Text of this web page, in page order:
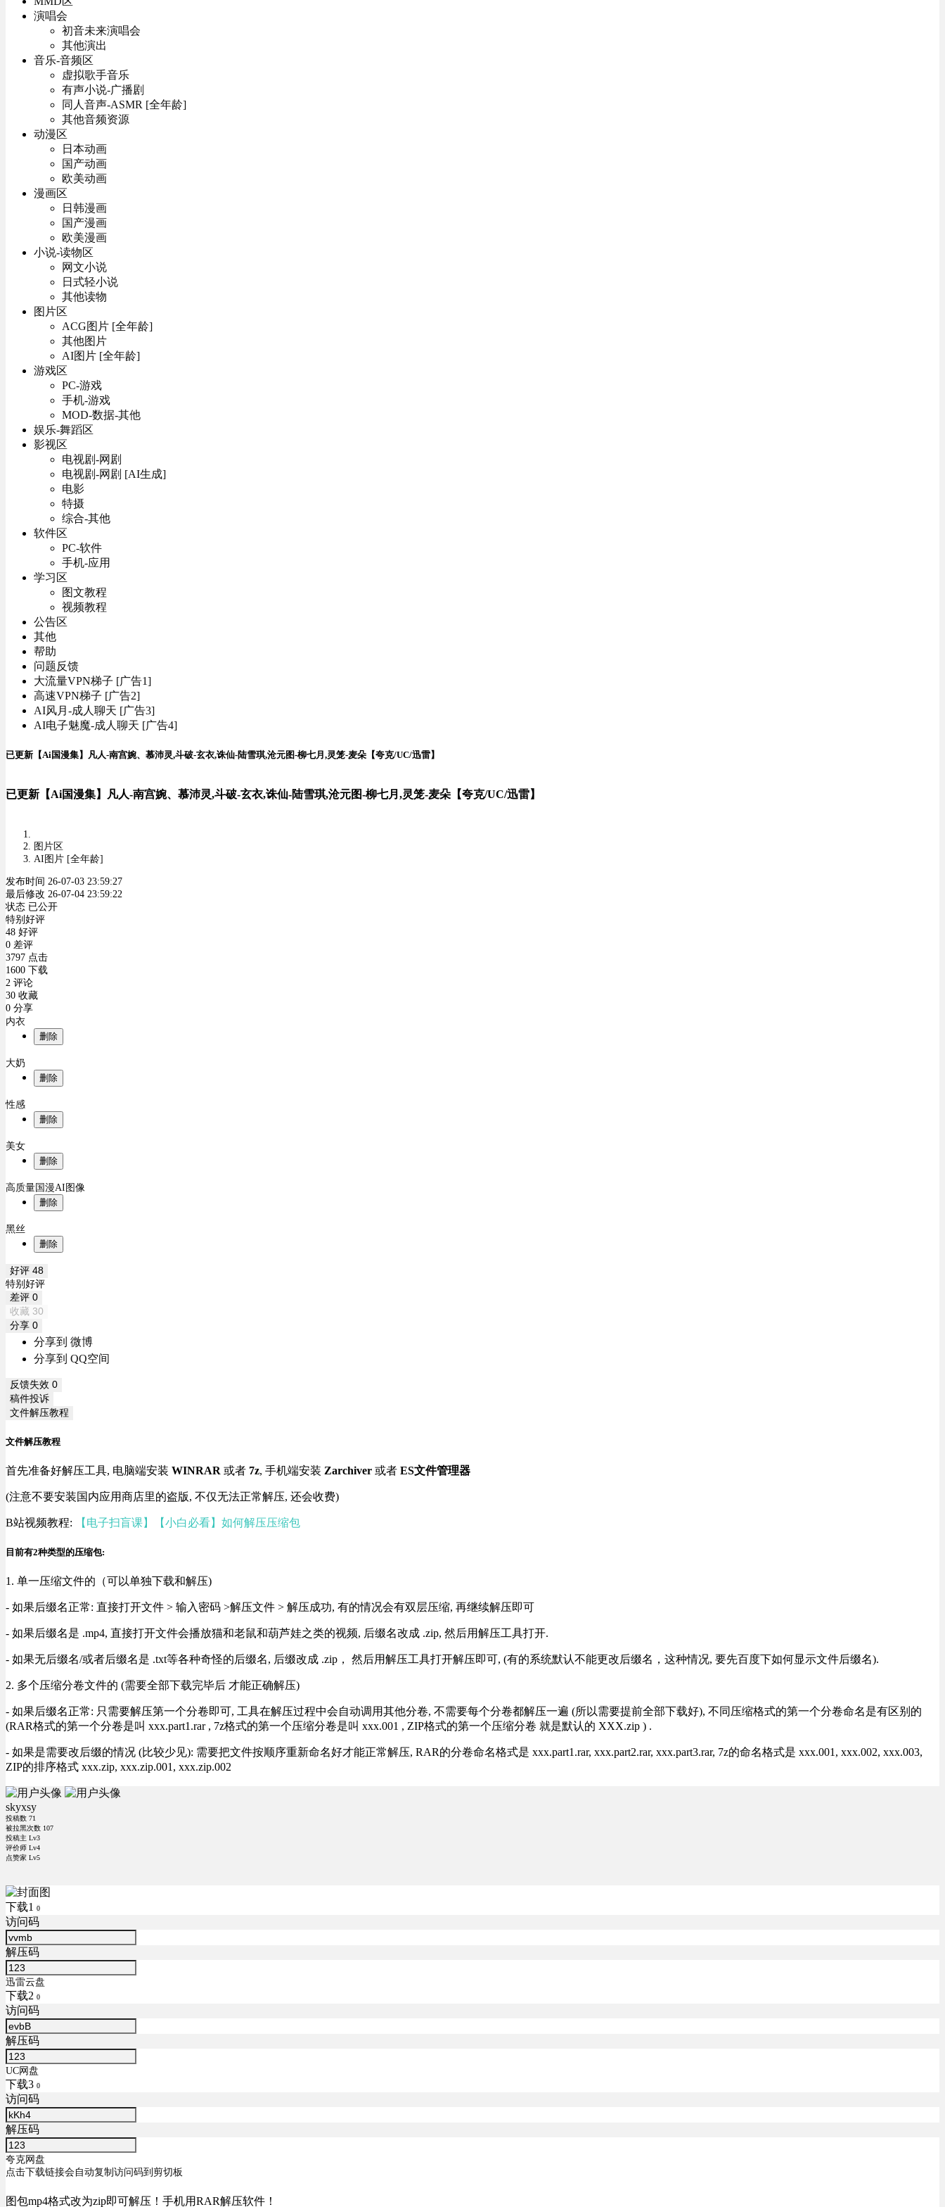
演唱会
初音未来演唱会
其他演出
音乐-音频区
虚拟歌手音乐
有声小说-广播剧
同人音声-ASMR [全年龄]
其他音频资源
动漫区
日本动画
国产动画
欧美动画
漫画区
日韩漫画
国产漫画
欧美漫画
小说-读物区
网文小说
日式轻小说
其他读物
图片区
ACG图片 [全年龄]
其他图片
AI图片 [全年龄]
游戏区
PC-游戏
手机-游戏
MOD-数据-其他
娱乐-舞蹈区
影视区
电视剧-网剧
电视剧-网剧 [AI生成]
电影
特摄
综合-其他
软件区
PC-软件
手机-应用
学习区
图文教程
视频教程
公告区
其他
帮助
问题反馈
大流量VPN梯子 [广告1]
高速VPN梯子 [广告2]
AI风月-成人聊天 [广告3]
AI电子魅魔-成人聊天 [广告4]
已更新【Ai国漫集】凡人-南宫婉、慕沛灵,斗破-玄衣,诛仙-陆雪琪,沧元图-柳七月,灵笼-麦朵【夸克/UC/迅雷】
已更新【Ai国漫集】凡人-南宫婉、慕沛灵,斗破-玄衣,诛仙-陆雪琪,沧元图-柳七月,灵笼-麦朵【夸克/UC/迅雷】
图片区
AI图片 [全年龄]
发布时间 26-07-03 23:59:27
最后修改 26-07-04 23:59:22
状态 已公开
特别好评
48 好评
0 差评
3797 点击
1600 下载
2 评论
30 收藏
0 分享
内衣
删除
大奶
删除
性感
删除
美女
删除
高质量国漫AI图像
删除
黑丝
删除
好评 48
特别好评
差评 0
收藏 30
分享 0
分享到 微博
分享到 QQ空间
反馈失效 0
稿件投诉
文件解压教程
文件解压教程
首先准备好解压工具, 电脑端安装 WINRAR 或者 7z, 手机端安装 Zarchiver 或者 ES文件管理器
(注意不要安装国内应用商店里的盗版, 不仅无法正常解压, 还会收费)
B站视频教程: 【电子扫盲课】【小白必看】如何解压压缩包
目前有2种类型的压缩包:
1. 单一压缩文件的（可以单独下载和解压)
- 如果后缀名正常: 直接打开文件 > 输入密码 >解压文件 > 解压成功, 有的情况会有双层压缩, 再继续解压即可
- 如果后缀名是 .mp4, 直接打开文件会播放猫和老鼠和葫芦娃之类的视频, 后缀名改成 .zip, 然后用解压工具打开.
- 如果无后缀名/或者后缀名是 .txt等各种奇怪的后缀名, 后缀改成 .zip， 然后用解压工具打开解压即可, (有的系统默认不能更改后缀名，这种情况, 要先百度下如何显示文件后缀名).
2. 多个压缩分卷文件的 (需要全部下载完毕后 才能正确解压)
- 如果后缀名正常: 只需要解压第一个分卷即可, 工具在解压过程中会自动调用其他分卷, 不需要每个分卷都解压一遍 (所以需要提前全部下载好), 不同压缩格式的第一个分卷命名是有区别的
(RAR格式的第一个分卷是叫 xxx.part1.rar , 7z格式的第一个压缩分卷是叫 xxx.001 , ZIP格式的第一个压缩分卷 就是默认的 XXX.zip ) .
- 如果是需要改后缀的情况 (比较少见): 需要把文件按顺序重新命名好才能正常解压, RAR的分卷命名格式是 xxx.part1.rar, xxx.part2.rar, xxx.part3.rar, 7z的命名格式是 xxx.001, xxx.002, xxx.003,
ZIP的排序格式 xxx.zip, xxx.zip.001, xxx.zip.002
skyxsy
投稿数 71
被拉黑次数 107
投稿主 Lv3
评价师 Lv4
点赞家 Lv5
下载1 0
访问码
解压码
迅雷云盘
下载2 0
访问码
解压码
UC网盘
下载3 0
访问码
解压码
夸克网盘
点击下载链接会自动复制访问码到剪切板
图包mp4格式改为zip即可解压！手机用RAR解压软件！